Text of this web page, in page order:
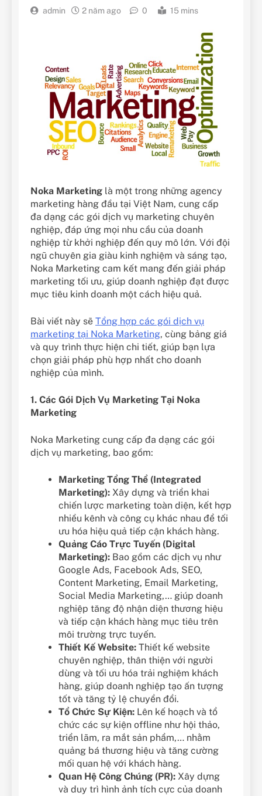
admin 2 năm ago 0 15 mins
Noka Marketing là một trong những agency
marketing hàng đầu tại Việt Nam, cung cấp
đa dạng các gói dịch vụ marketing chuyên
nghiệp, đáp ứng mọi nhu cầu của doanh
nghiệp từ khởi nghiệp đến quy mô lớn. Với đội
ngũ chuyên gia giàu kinh nghiệm và sáng tạo,
Noka Marketing cam kết mang đến giải pháp
marketing tối ưu, giúp doanh nghiệp đạt được
mục tiêu kinh doanh một cách hiệu quả.
Bài viết này sẽ Tổng hợp các gói dịch vụ
marketing tại Noka Marketing, cùng bảng giá
và quy trình thực hiện chi tiết, giúp bạn lựa
chọn giải pháp phù hợp nhất cho doanh
nghiệp của mình.
1. Các Gói Dịch Vụ Marketing Tại Noka
Marketing
Noka Marketing cung cấp đa dạng các gói
dịch vụ marketing, bao gồm:
Marketing Tổng Thể (Integrated
Marketing): Xây dựng và triển khai
chiến lược marketing toàn diện, kết hợp
nhiều kênh và công cụ khác nhau để tối
ưu hóa hiệu quả tiếp cận khách hàng.
Quảng Cáo Trực Tuyến (Digital
Marketing): Bao gồm các dịch vụ như
Google Ads, Facebook Ads, SEO,
Content Marketing, Email Marketing,
Social Media Marketing,… giúp doanh
nghiệp tăng độ nhận diện thương hiệu
và tiếp cận khách hàng mục tiêu trên
môi trường trực tuyến.
Thiết Kế Website: Thiết kế website
chuyên nghiệp, thân thiện với người
dùng và tối ưu hóa trải nghiệm khách
hàng, giúp doanh nghiệp tạo ấn tượng
tốt và tăng tỷ lệ chuyển đổi.
Tổ Chức Sự Kiện: Lên kế hoạch và tổ
chức các sự kiện offline như hội thảo,
triển lãm, ra mắt sản phẩm,… nhằm
quảng bá thương hiệu và tăng cường
mối quan hệ với khách hàng.
Quan Hệ Công Chúng (PR): Xây dựng
và duy trì hình ảnh tích cực của doanh